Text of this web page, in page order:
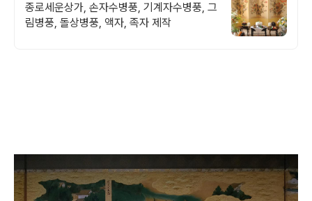
종로세운상가, 손자수병풍, 기계자수병풍, 그
림병풍, 돌상병풍, 액자, 족자 제작